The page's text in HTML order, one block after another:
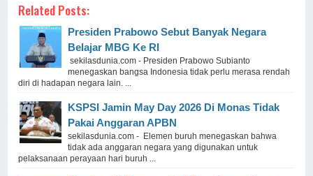
Related Posts:
Presiden Prabowo Sebut Banyak Negara
Belajar MBG Ke RI
sekilasdunia.com - Presiden Prabowo Subianto
menegaskan bangsa Indonesia tidak perlu merasa rendah
diri di hadapan negara lain. ...
KSPSI Jamin May Day 2026 Di Monas Tidak
Pakai Anggaran APBN
sekilasdunia.com - Elemen buruh menegaskan bahwa
tidak ada anggaran negara yang digunakan untuk
pelaksanaan perayaan hari buruh ...